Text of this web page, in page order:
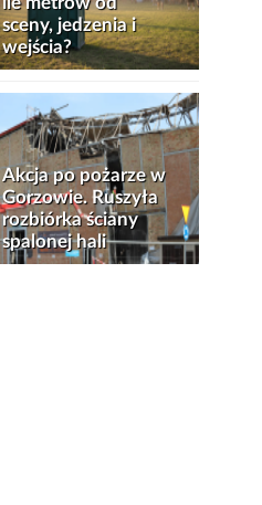
sceny, jedzenia i
wejścia?
Akcja po pożarze w
Gorzowie. Ruszyła
rozbiórka ściany
spalonej hali